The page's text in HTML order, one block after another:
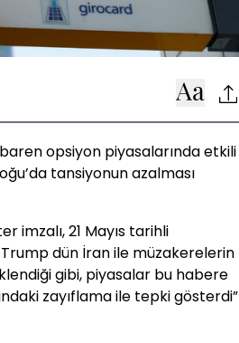
opsiyon piyasalarında etkili
tansiyonun azalması
imzalı, 21 Mayıs tarihli
dün İran ile müzakerelerin
gibi, piyasalar bu habere
zayıflama ile tepki gösterdi”